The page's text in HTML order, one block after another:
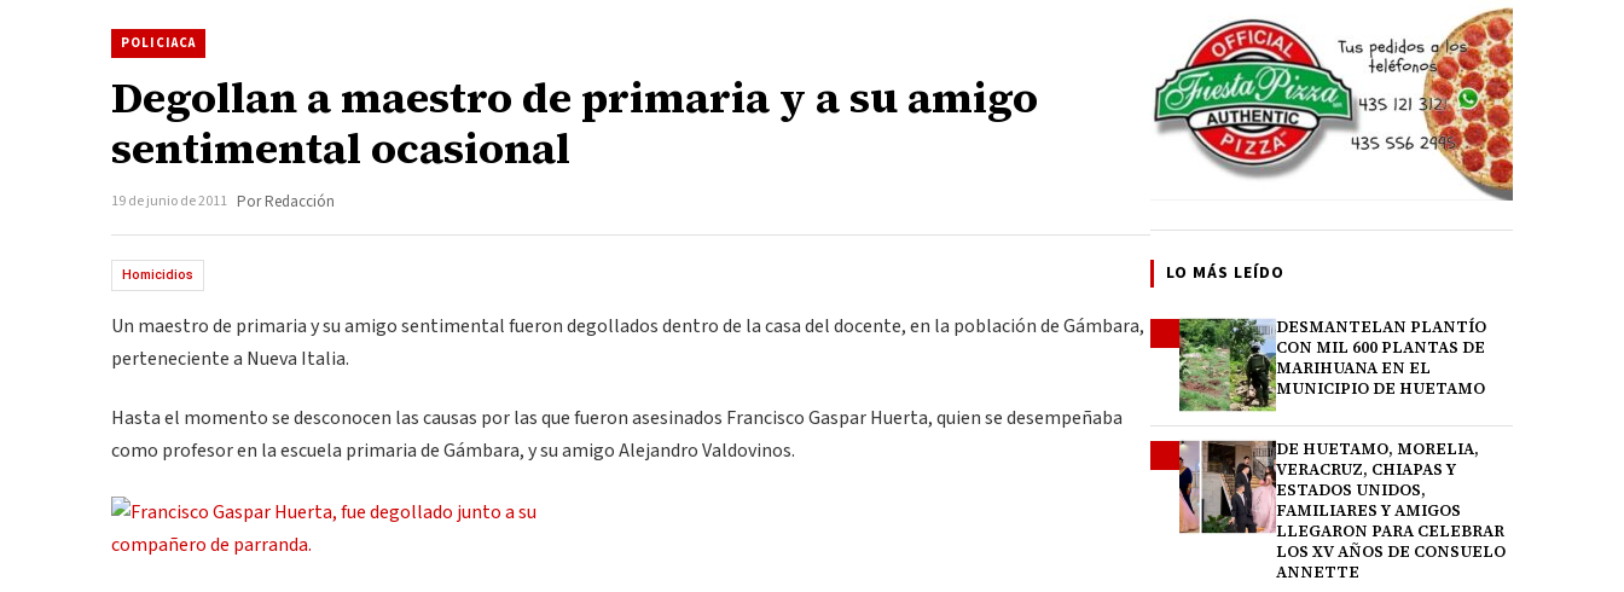
POLICIACA
Degollan a maestro de primaria y a su amigo
sentimental ocasional
19 de junio de 2011 Por Redacción
Homicidios
Un maestro de primaria y su amigo sentimental fueron degollados dentro de la casa del docente, en la población de Gámbara,
perteneciente a Nueva Italia.
Hasta el momento se desconocen las causas por las que fueron asesinados Francisco Gaspar Huerta, quien se desempeñaba
como profesor en la escuela primaria de Gámbara, y su amigo Alejandro Valdovinos.
LO MÁS LEÍDO
DESMANTELAN PLANTÍO
CON MIL 600 PLANTAS DE
MARIHUANA EN EL
MUNICIPIO DE HUETAMO
DE HUETAMO, MORELIA,
VERACRUZ, CHIAPAS Y
ESTADOS UNIDOS,
FAMILIARES Y AMIGOS
LLEGARON PARA CELEBRAR
LOS XV AÑOS DE CONSUELO
ANNETTE